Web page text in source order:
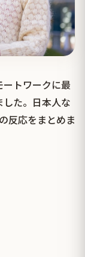
トワークに最
た。日本人な
反応をまとめま